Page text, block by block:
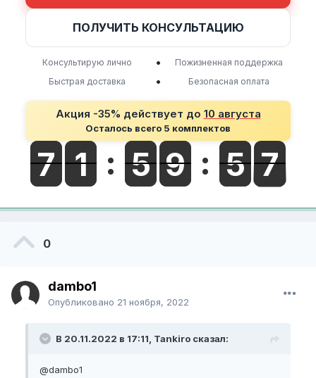
ПОЛУЧИТЬ КОНСУЛЬТАЦИЮ
Консультирую лично •
Пожизненная поддержка
Быстрая доставка
• Безопасная оплата
Акция -35% действует до 10 августа
Осталось всего 5 комплектов
0
dambo1
Опубликовано 21 ноября, 2022
В 20.11.2022 в 17:11, Tankiro сказал:
@dambo1